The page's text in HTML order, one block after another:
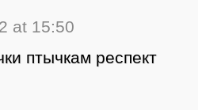
at 15:50
птычкам респект